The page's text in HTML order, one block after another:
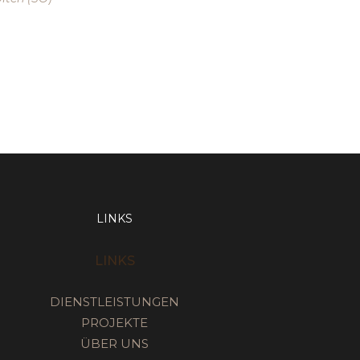
LINKS
LINKS
DIENSTLEISTUNGEN
PROJEKTE
ÜBER UNS